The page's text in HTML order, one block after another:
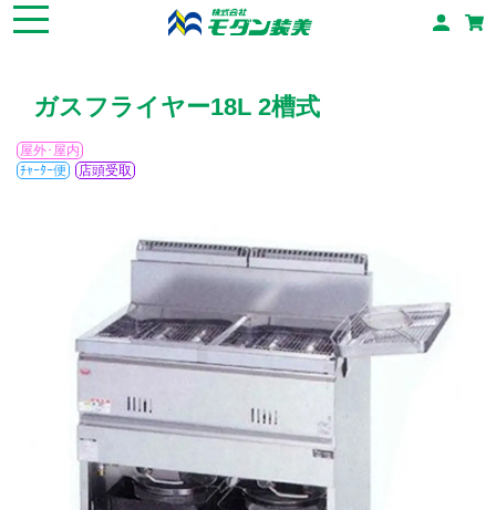
ガスフライヤー18L 2槽式
屋外･屋内
ﾁｬｰﾀｰ便
店頭受取